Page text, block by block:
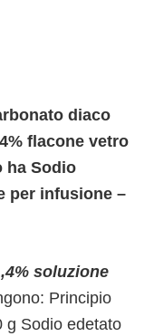
diaco
flacone vetro
ha Sodio
per infusione –
soluzione
Principio
g Sodio edetato